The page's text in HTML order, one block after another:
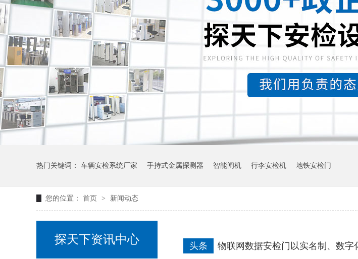
热门关键词： 车辆安检系统厂家 手持式金属探测器 智能闸机 行李安检机 地铁安检门
您的位置： 首页 > 新闻动态
物联网数据安检门以实名制、数
头条
探天下资讯中心